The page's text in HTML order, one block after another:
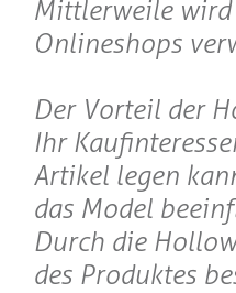
Mittlerweile wird
Onlineshops
Der Vorteil der
Ihr
Artikel legen
das Model
Durch die
des Produktes